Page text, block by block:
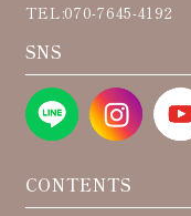
TEL:070-7645-4192
SNS
CONTENTS